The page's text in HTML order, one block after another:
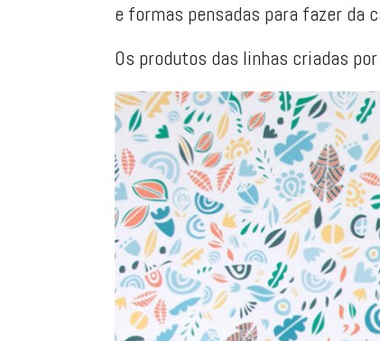
e formas pensadas para fazer da
Os produtos das linhas criadas